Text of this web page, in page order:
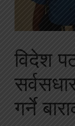
विदेश
गर्ने